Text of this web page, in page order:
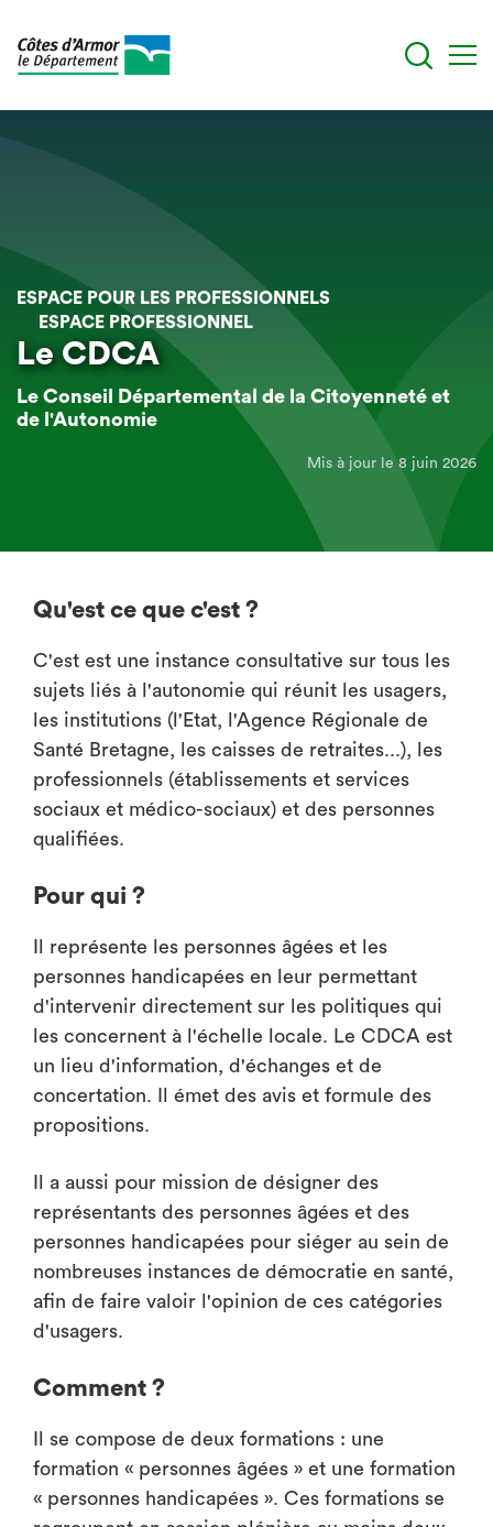
ESPACE POUR LES PROFESSIONNELS
ESPACE PROFESSIONNEL
Le CDCA
Le Conseil Départemental de la Citoyenneté et
de l'Autonomie
Mis à jour le 8 juin 2026
Qu'est ce que c'est ?
C'est est une instance consultative sur tous les
sujets liés à l'autonomie qui réunit les usagers,
les institutions (l'Etat, l'Agence Régionale de
Santé Bretagne, les caisses de retraites...), les
professionnels (établissements et services
sociaux et médico-sociaux) et des personnes
qualifiées.
Pour qui ?
Il représente les personnes âgées et les
personnes handicapées en leur permettant
d'intervenir directement sur les politiques qui
les concernent à l'échelle locale. Le CDCA est
un lieu d'information, d'échanges et de
concertation. Il émet des avis et formule des
propositions.
Il a aussi pour mission de désigner des
représentants des personnes âgées et des
personnes handicapées pour siéger au sein de
nombreuses instances de démocratie en santé,
afin de faire valoir l'opinion de ces catégories
d'usagers.
Comment ?
Il se compose de deux formations : une
formation « personnes âgées » et une formation
« personnes handicapées ». Ces formations se